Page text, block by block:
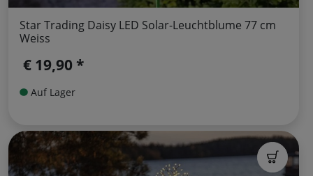
Star Trading Daisy LED Solar-Leuchtblume 77 cm
Weiss
€ 19,90 *
Auf Lager